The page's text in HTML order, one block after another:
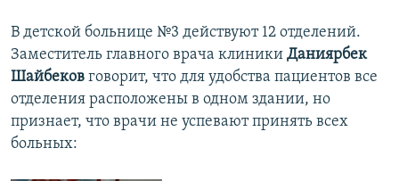
В детской больнице №3 действуют 12 отделений.
Заместитель главного врача клиники Даниярбек
Шайбеков говорит, что для удобства пациентов все
отделения расположены в одном здании, но
признает, что врачи не успевают принять всех
больных: